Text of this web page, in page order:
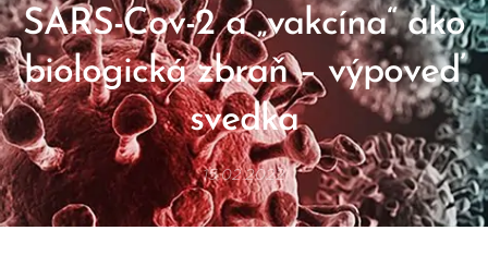
SARS-Cov-2 a „vakcína“ ako
biologická zbraň – výpoveď
svedka
15.02.2022